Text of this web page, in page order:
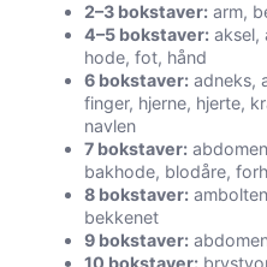
2–3 bokstaver: arm,
4–5 bokstaver: aksel,
hode, fot, hånd
6 bokstaver: adneks,
finger, hjerne, hjerte,
navlen
7 bokstaver:
bakhode, blodåre,
8 bokstaver:
bekkenet
9 bokstaver: